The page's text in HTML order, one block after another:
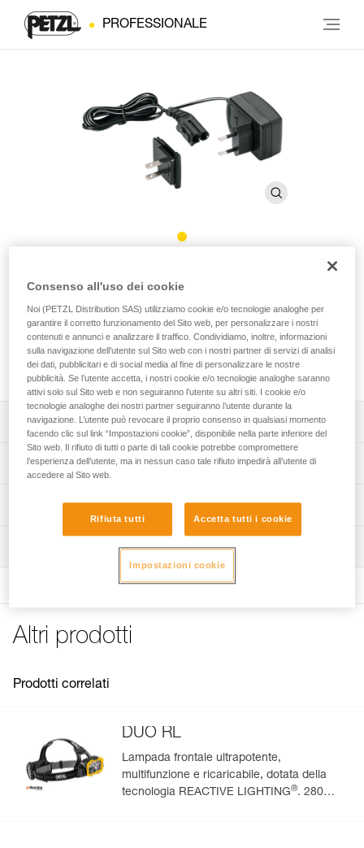
PROFESSIONALE
Caricatore rapido
Caricatore rete rapido per batteria ricaricabile R2
Caricatore rete rapido compatibile EUR/US, destinato alla
carica della batteria ricaricabile R2.
Descrizione
Alimentazione rete compatibile 100/240 V EUR/US.
Compatibile con le batterie ricaricabili R2, ACCU 2 e
Tempo di carica:
- batteria ricaricabile R2 e ACCU 2: 4 ore,
- batteria ricaricabile ACCU 4 ULTRA: 6 ore.
Indicatore luminoso di fine carica.
Specifiche tecniche
Certificazione(i): CE, UKCA
standard Europa e Nord America
Garanzia : 3 anni
Confezione : 1
Informazioni tecniche
Libretto d'uso
Scarica il pdf technical-notice-chargeur-rapide-1
Scarica il pdf DUO PRO ACCESSORIES COMPATIBILITY
Scarica il pdf DUO SPORT ACCESSORIES
Scarica il pdf UE-Declaration-E55800-CHARGEUR-
RAPIDE
See all technical content
Gestisci e controlla facilmente i tuoi DPI
Altri prodotti
Prodotti correlati
DUO RL
Lampada frontale ultrapotente,
multifunzione e ricaricabile, dotata della
tecnologia REACTIVE LIGHTING®. 2800
Consenso all'uso dei cookie
Noi (PETZL Distribution SAS) utilizziamo cookie e/o tecnologie analoghe per
garantire il corretto funzionamento del Sito web, per personalizzare i nostri
contenuti e annunci e analizzare il traffico. Condividiamo, inoltre, informazioni
sulla navigazione dell’utente sul Sito web con i nostri partner di servizi di analisi
dei dati, pubblicitari e di social media al fine di personalizzare le nostre
pubblicità. Se l’utente accetta, i nostri cookie e/o tecnologie analoghe saranno
attivi solo sul Sito web e non seguiranno l’utente su altri siti. I cookie e/o
tecnologie analoghe dei nostri partner seguiranno l’utente durante la
navigazione. L’utente può revocare il proprio consenso in qualsiasi momento
facendo clic sul link “Impostazioni cookie”, disponibile nella parte inferiore del
Sito web. Il rifiuto di tutti o parte di tali cookie potrebbe compromettere
l’esperienza dell’utente, ma in nessun caso tale rifiuto impedirà all’utente di
accedere al Sito web.
Rifiuta tutti Accetta tutti i cookie
Impostazioni cookie